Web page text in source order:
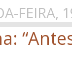
FEIRA,